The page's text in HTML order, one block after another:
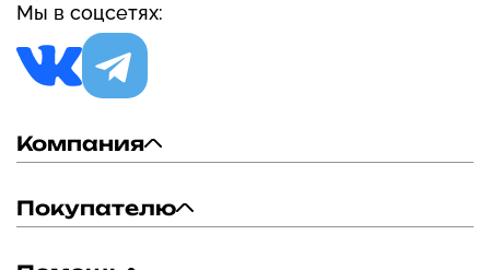
Мы в соцсетях:
Компания
Покупателю